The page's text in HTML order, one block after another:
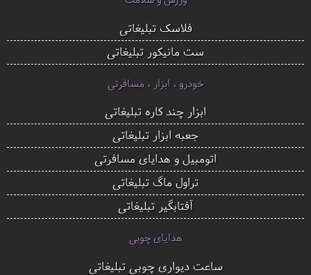
فلاسک تبلیغاتی
ست مانیکور تبلیغاتی
خودرو ، ابزار ، مسافرتی
ابزار چند کاره تبلیغاتی
جعبه ابزار تبلیغاتی
اتومبیل و هدایای مسافرتی
تراول ماگ تبلیغاتی
آفتابگیر تبلیغاتی
هدایای چوبی
ساعت دیواری چوبی تبلیغاتی